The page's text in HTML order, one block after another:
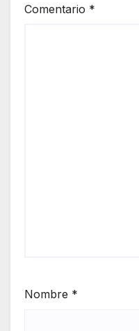
Comentario *
Nombre *